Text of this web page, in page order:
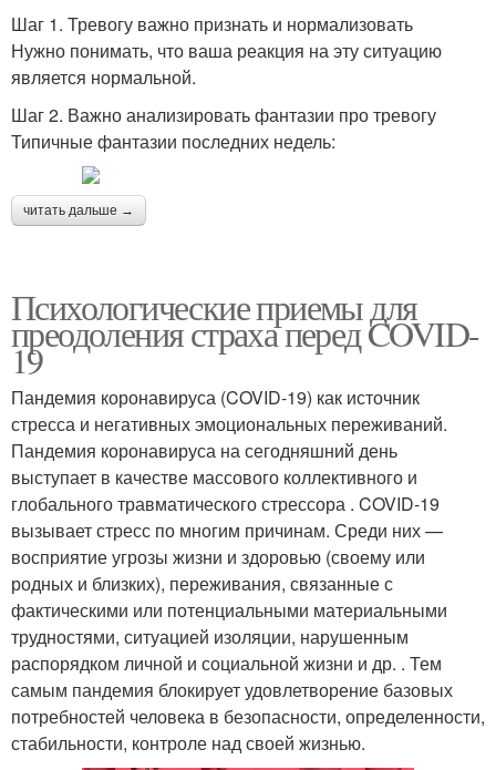
Шаг 1. Тревогу важно признать и нормализовать
Нужно понимать, что ваша реакция на эту ситуацию
является нормальной.
Шаг 2. Важно анализировать фантазии про тревогу
Типичные фантазии последних недель:
читать дальше →
Психологические приемы для
преодоления страха перед COVID-
19
Пандемия коронавируса (COVID-19) как источник
стресса и негативных эмоциональных переживаний.
Пандемия коронавируса на сегодняшний день
выступает в качестве массового коллективного и
глобального травматического стрессора . COVID-19
вызывает стресс по многим причинам. Среди них —
восприятие угрозы жизни и здоровью (своему или
родных и близких), переживания, связанные с
фактическими или потенциальными материальными
трудностями, ситуацией изоляции, нарушенным
распорядком личной и социальной жизни и др. . Тем
самым пандемия блокирует удовлетворение базовых
потребностей человека в безопасности, определенности,
стабильности, контроле над своей жизнью.